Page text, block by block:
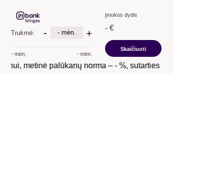
Trukmė: - - mėn. +
- mėn. - mėn.
Įmokos dydis
- €
Skaičiuoti
metinė palūkanų norma –- %, sutarties mokestis –